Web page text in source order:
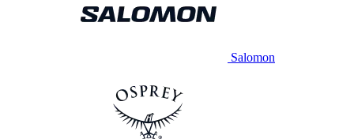
Salomon